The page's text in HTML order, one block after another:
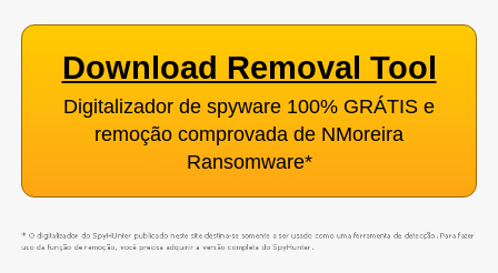
Download Removal Tool
Digitalizador de spyware 100% GRÁTIS e
remoção comprovada de NMoreira
Ransomware*